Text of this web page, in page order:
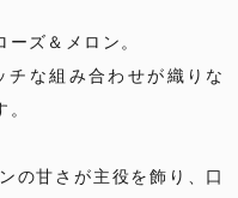
ズ＆メロン。
な組み合わせが織りな
の甘さが主役を飾り、口